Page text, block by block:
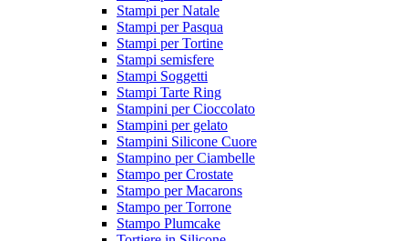
Stampi per Natale
Stampi per Pasqua
Stampi per Tortine
Stampi semisfere
Stampi Soggetti
Stampi Tarte Ring
Stampini per Cioccolato
Stampini per gelato
Stampini Silicone Cuore
Stampino per Ciambelle
Stampo per Crostate
Stampo per Macarons
Stampo per Torrone
Stampo Plumcake